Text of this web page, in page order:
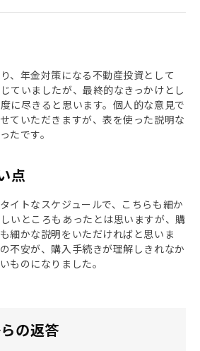
、年金対策になる不動産投資として
ていましたが、最終的なきっかけとし
に尽きると思います。個人的な意見で
ていただきますが、表を使った説明な
たです。
点
イトなスケジュールで、こちらも細か
いところもあったとは思いますが、購
細かな説明をいただければと思いま
不安が、購入手続きが理解しきれなか
ものになりました。
の返答